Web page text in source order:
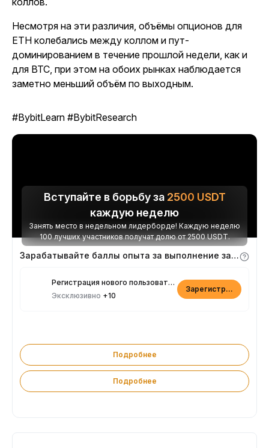
Несмотря на эти различия, объёмы опционов для
ETH колебались между коллом и пут-
доминированием в течение прошлой недели, как и
для BTC, при этом на обоих рынках наблюдается
заметно меньший объём по выходным.
#BybitLearn #BybitResearch
Вступайте в борьбу за 2500 USDT
каждую неделю
Занять место в недельном лидерборде! Каждую неделю
100 лучших участников получат долю от 2500 USDT.
Зарабатывайте баллы опыта за выполнение заданий
Регистрация нового пользователя
Эксклюзивно +10
Зарегистрироваться
Подробнее
Подробнее